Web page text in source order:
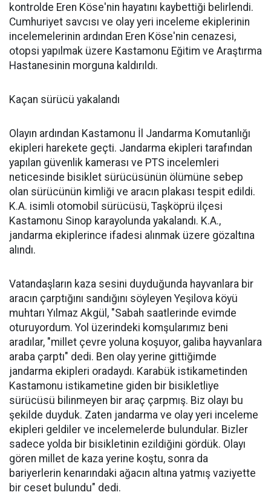
kontrolde Eren Köse'nin hayatını kaybettiği belirlendi.
Cumhuriyet savcısı ve olay yeri inceleme ekiplerinin
incelemelerinin ardından Eren Köse'nin cenazesi,
otopsi yapılmak üzere Kastamonu Eğitim ve Araştırma
Hastanesinin morguna kaldırıldı.
Kaçan sürücü yakalandı
Olayın ardından Kastamonu İl Jandarma Komutanlığı
ekipleri harekete geçti. Jandarma ekipleri tarafından
yapılan güvenlik kamerası ve PTS incelemleri
neticesinde bisiklet sürücüsünün ölümüne sebep
olan sürücünün kimliği ve aracın plakası tespit edildi.
K.A. isimli otomobil sürücüsü, Taşköprü ilçesi
Kastamonu Sinop karayolunda yakalandı. K.A.,
jandarma ekiplerince ifadesi alınmak üzere gözaltına
alındı.
Vatandaşların kaza sesini duyduğunda hayvanlara bir
aracın çarptığını sandığını söyleyen Yeşilova köyü
muhtarı Yılmaz Akgül, "Sabah saatlerinde evimde
oturuyordum. Yol üzerindeki komşularımız beni
aradılar, "millet çevre yoluna koşuyor, galiba hayvanlara
araba çarptı" dedi. Ben olay yerine gittiğimde
jandarma ekipleri oradaydı. Karabük istikametinden
Kastamonu istikametine giden bir bisikletliye
sürücüsü bilinmeyen bir araç çarpmış. Biz olayı bu
şekilde duyduk. Zaten jandarma ve olay yeri inceleme
ekipleri geldiler ve incelemelerde bulundular. Bizler
sadece yolda bir bisikletinin ezildiğini gördük. Olayı
gören millet de kaza yerine koştu, sonra da
bariyerlerin kenarındaki ağacın altına yatmış vaziyette
bir ceset bulundu" dedi.